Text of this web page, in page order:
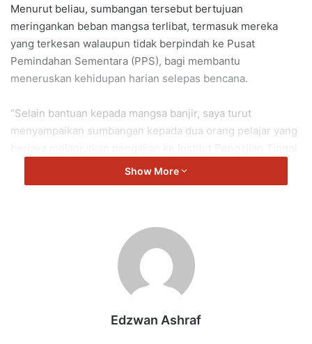
Menurut beliau, sumbangan tersebut bertujuan
meringankan beban mangsa terlibat, termasuk mereka
yang terkesan walaupun tidak berpindah ke Pusat
Pemindahan Sementara (PPS), bagi membantu
meneruskan kehidupan harian selepas bencana.
“Selain bantuan kepada mangsa banjir, saya turut
menyampaikan sumbangan kepada dua orang pelajar yang
Pengerusi Jawatankuasa Pembangunan dan Keselamatan
Kampung (JPKK) yang bersama-sama melancarkan
program berkenaan. Beliau turut merakamkan
penghargaan kepada Kerajaan Negeri Sembilan atas
Show More
Edzwan Ashraf